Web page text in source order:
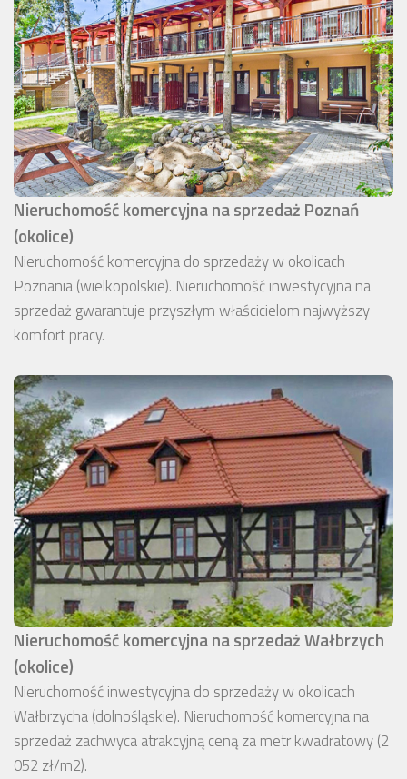
Nieruchomość komercyjna na sprzedaż Poznań
(okolice)
Nieruchomość komercyjna do sprzedaży w okolicach
Poznania (wielkopolskie). Nieruchomość inwestycyjna na
sprzedaż gwarantuje przyszłym właścicielom najwyższy
komfort pracy.
Nieruchomość komercyjna na sprzedaż Wałbrzych
(okolice)
Nieruchomość inwestycyjna do sprzedaży w okolicach
Wałbrzycha (dolnośląskie). Nieruchomość komercyjna na
sprzedaż zachwyca atrakcyjną ceną za metr kwadratowy (2
052 zł/m2).